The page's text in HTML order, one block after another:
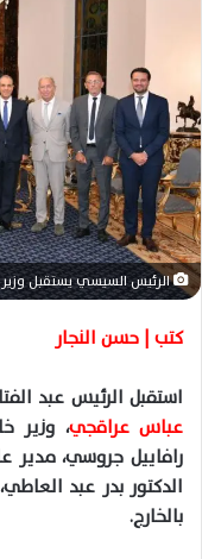
ي
د
إ
ل
ك
ت
و
ي
الرئيس السيسي يستقبل وزير
كتب | حسن النجار
استقبل الرئيس عبد
عباس عراقجي، وزير
رافاييل جروسي، مدير
الدكتور بدر عبد
بالخارج.